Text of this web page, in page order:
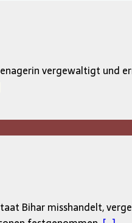
vergewaltigt
Bihar misshandelt,